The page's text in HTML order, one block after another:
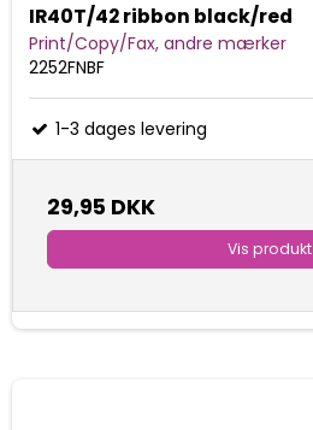
IR40T/42 ribbon black/red
Print/Copy/Fax, andre mærker
2252FNBF
1-3 dages levering
29,95 DKK
Vis produkt